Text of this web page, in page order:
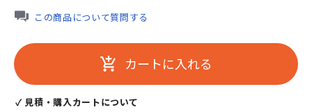
この商品について質問する
add_shopping_cart カートに入れる
✓ 見積・購入カートについて